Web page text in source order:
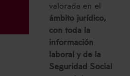
valorada en el
ámbito jurídico,
con toda la
información
laboral y de la
Seguridad Social